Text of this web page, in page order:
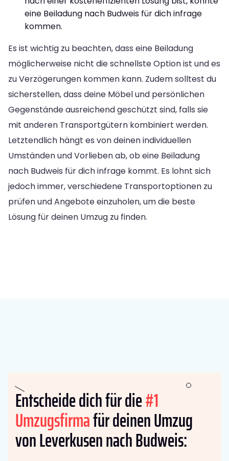
eine Beiladung nach Budweis für dich infrage
kommen.
Es ist wichtig zu beachten, dass eine Beiladung
möglicherweise nicht die schnellste Option ist und es
zu Verzögerungen kommen kann. Zudem solltest du
sicherstellen, dass deine Möbel und persönlichen
Gegenstände ausreichend geschützt sind, falls sie
mit anderen Transportgütern kombiniert werden.
Letztendlich hängt es von deinen individuellen
Umständen und Vorlieben ab, ob eine Beiladung
nach Budweis für dich infrage kommt. Es lohnt sich
jedoch immer, verschiedene Transportoptionen zu
prüfen und Angebote einzuholen, um die beste
Lösung für deinen Umzug zu finden.
Entscheide dich für die#1
Umzugsfirmafür deinen Umzug
von Leverkusen nach Budweis: